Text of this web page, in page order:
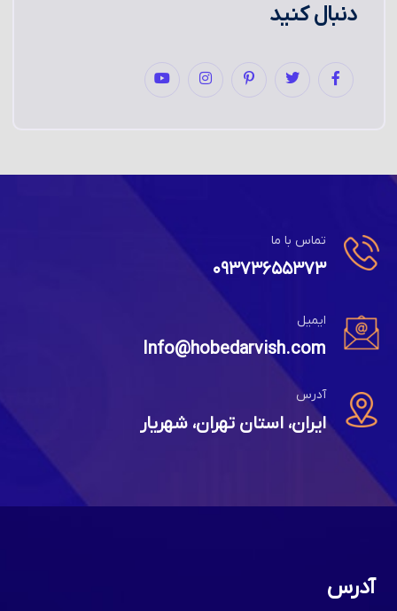
دنبال کنید
تماس با ما
۰۹۳۷۳۶۵۵۳۷۳
ایمیل
Info@hobedarvish.com
آدرس
ایران، استان تهران، شهریار
آدرس